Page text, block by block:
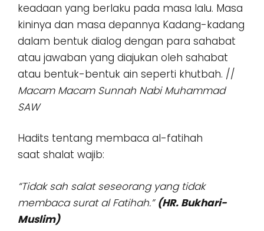
keadaan yang berlaku pada masa lalu. Masa
kininya dan masa depannya Kadang-kadang
dalam bentuk dialog dengan para sahabat
atau jawaban yang diajukan oleh sahabat
atau bentuk-bentuk ain seperti khutbah. //
Macam Macam Sunnah Nabi Muhammad
SAW
Hadits tentang membaca al-fatihah
saat shalat wajib:
“Tidak sah salat seseorang yang tidak
membaca surat al Fatihah.” (HR. Bukhari-
Muslim)